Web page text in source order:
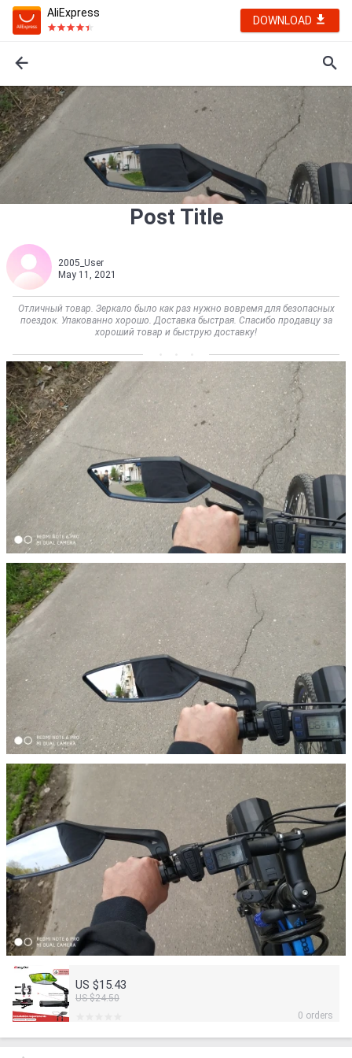
AliExpress
DOWNLOAD
Post Title
2005_User
May 11, 2021
Отличный товар. Зеркало было как раз нужно вовремя для безопасных
поездок. Упакованно хорошо. Доставка быстрая. Спасибо продавцу за
хороший товар и быструю доставку!
US $15.43
US $24.50
0 orders